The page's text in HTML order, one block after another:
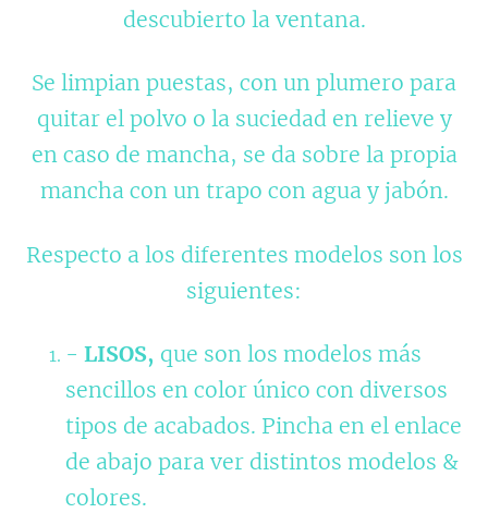
descubierto la ventana.
Se limpian puestas, con un plumero para
quitar el polvo o la suciedad en relieve y
en caso de mancha, se da sobre la propia
mancha con un trapo con agua y jabón.
Respecto a los diferentes modelos son los
siguientes:
- LISOS, que son los modelos más
sencillos en color único con diversos
tipos de acabados. Pincha en el enlace
de abajo para ver distintos modelos &
colores.